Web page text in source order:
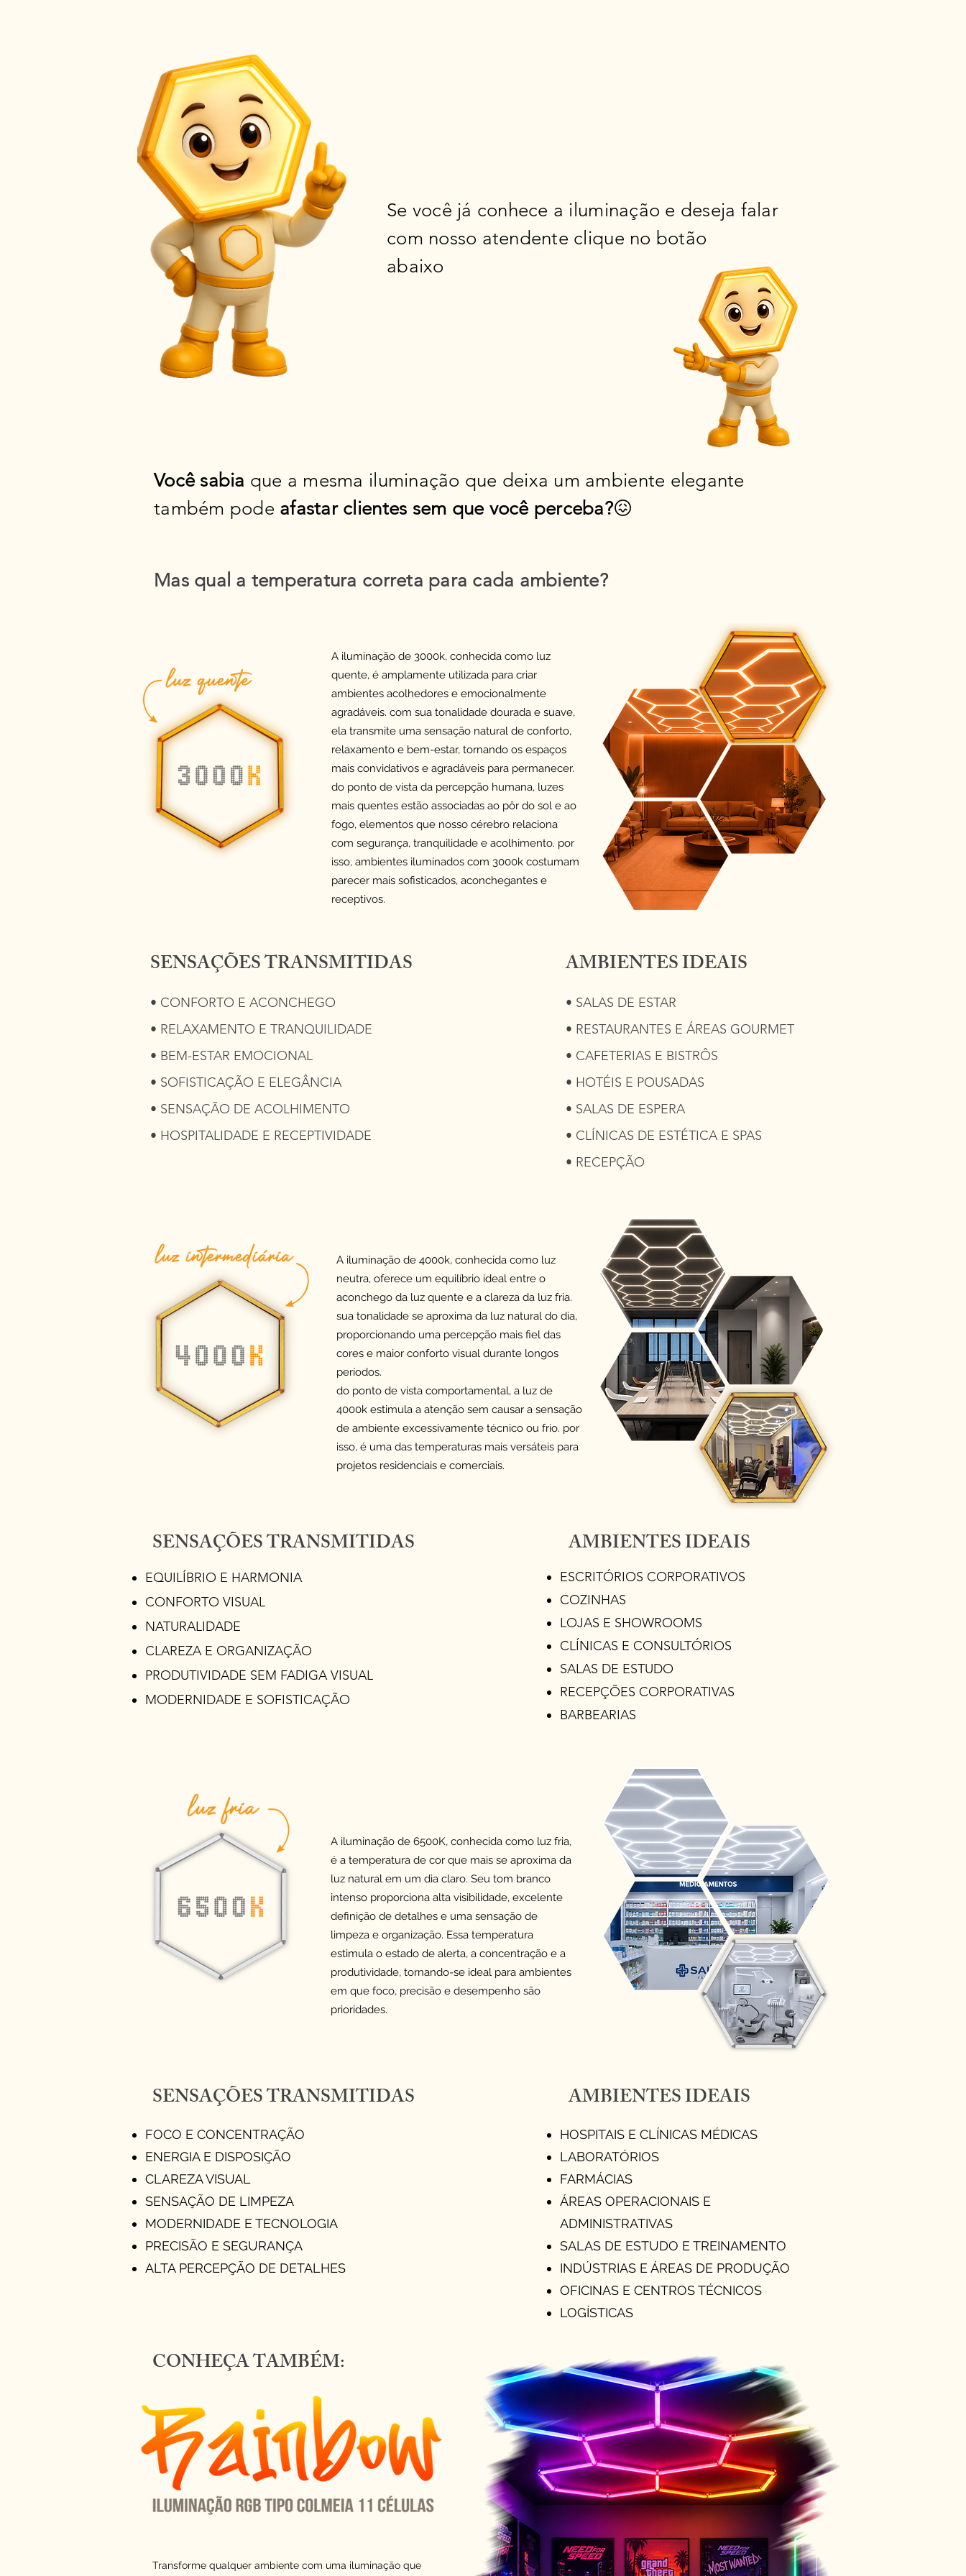
Se você já conhece a iluminação e deseja falar
com nosso atendente clique no botão
abaixo
Você sabia que a mesma iluminação que deixa um ambiente elegante
também pode afastar clientes sem que você perceba?😖
Mas qual a temperatura correta para cada ambiente?
A iluminação de 3000k, conhecida como luz
quente, é amplamente utilizada para criar
ambientes acolhedores e emocionalmente
agradáveis. com sua tonalidade dourada e suave,
ela transmite uma sensação natural de conforto,
relaxamento e bem-estar, tornando os espaços
mais convidativos e agradáveis para permanecer.
do ponto de vista da percepção humana, luzes
mais quentes estão associadas ao pôr do sol e ao
fogo, elementos que nosso cérebro relaciona
com segurança, tranquilidade e acolhimento. por
isso, ambientes iluminados com 3000k costumam
parecer mais sofisticados, aconchegantes e
receptivos.
SENSAÇÕES TRANSMITIDAS
• CONFORTO E ACONCHEGO
• RELAXAMENTO E TRANQUILIDADE
• BEM-ESTAR EMOCIONAL
• SOFISTICAÇÃO E ELEGÂNCIA
• SENSAÇÃO DE ACOLHIMENTO
• HOSPITALIDADE E RECEPTIVIDADE
AMBIENTES IDEAIS
• SALAS DE ESTAR
• RESTAURANTES E ÁREAS GOURMET
• CAFETERIAS E BISTRÔS
• HOTÉIS E POUSADAS
• SALAS DE ESPERA
• CLÍNICAS DE ESTÉTICA E SPAS
• RECEPÇÃO
A iluminação de 4000k, conhecida como luz
neutra, oferece um equilíbrio ideal entre o
aconchego da luz quente e a clareza da luz fria.
sua tonalidade se aproxima da luz natural do dia,
proporcionando uma percepção mais fiel das
cores e maior conforto visual durante longos
períodos.
do ponto de vista comportamental, a luz de
4000k estimula a atenção sem causar a sensação
de ambiente excessivamente técnico ou frio. por
isso, é uma das temperaturas mais versáteis para
projetos residenciais e comerciais.
SENSAÇÕES TRANSMITIDAS
EQUILÍBRIO E HARMONIA
CONFORTO VISUAL
NATURALIDADE
CLAREZA E ORGANIZAÇÃO
PRODUTIVIDADE SEM FADIGA VISUAL
MODERNIDADE E SOFISTICAÇÃO
AMBIENTES IDEAIS
ESCRITÓRIOS CORPORATIVOS
COZINHAS
LOJAS E SHOWROOMS
CLÍNICAS E CONSULTÓRIOS
SALAS DE ESTUDO
RECEPÇÕES CORPORATIVAS
BARBEARIAS
A iluminação de 6500K, conhecida como luz fria,
é a temperatura de cor que mais se aproxima da
luz natural em um dia claro. Seu tom branco
intenso proporciona alta visibilidade, excelente
definição de detalhes e uma sensação de
limpeza e organização. Essa temperatura
estimula o estado de alerta, a concentração e a
produtividade, tornando-se ideal para ambientes
em que foco, precisão e desempenho são
prioridades.
SENSAÇÕES TRANSMITIDAS
FOCO E CONCENTRAÇÃO
ENERGIA E DISPOSIÇÃO
CLAREZA VISUAL
SENSAÇÃO DE LIMPEZA
MODERNIDADE E TECNOLOGIA
PRECISÃO E SEGURANÇA
ALTA PERCEPÇÃO DE DETALHES
AMBIENTES IDEAIS
HOSPITAIS E CLÍNICAS MÉDICAS
LABORATÓRIOS
FARMÁCIAS
ÁREAS OPERACIONAIS E
ADMINISTRATIVAS
SALAS DE ESTUDO E TREINAMENTO
INDÚSTRIAS E ÁREAS DE PRODUÇÃO
OFICINAS E CENTROS TÉCNICOS
LOGÍSTICAS
Transforme qualquer ambiente com uma iluminação que
CONHEÇA TAMBÉM: